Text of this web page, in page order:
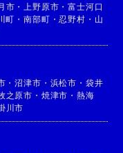
市 ・ 上野原市 ・富士河口
町 ・南部町 ・忍野村 ・ 山
・沼津市 ・ 浜松市 ・ 袋井
之原市 ・ 焼津市 ・ 熱海
川市